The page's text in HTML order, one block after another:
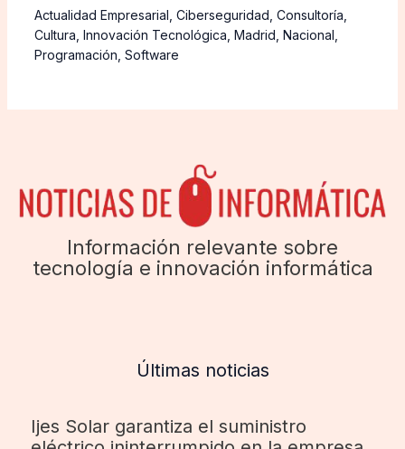
Actualidad Empresarial Ciberseguridad Consultoría
Cultura Innovación Tecnológica Madrid Nacional
Programación Software
Información relevante sobre
tecnología e innovación informática
Últimas noticias
Ijes Solar garantiza el suministro